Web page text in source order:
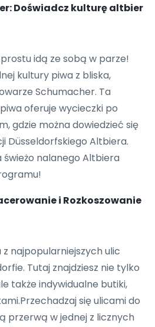
Doświadcz kulturę altbier
idą ze sobą w parze!
kultury piwa z bliska,
Schumacher. Ta
oferuje wycieczki po
gdzie można dowiedzieć się
Düsseldorfskiego Altbiera.
nalanego Altbiera
i Rozkoszowanie
najpopularniejszych ulic
Tutaj znajdziesz nie tylko
także indywidualne butiki,
się ulicami do
przerwą w jednej z licznych